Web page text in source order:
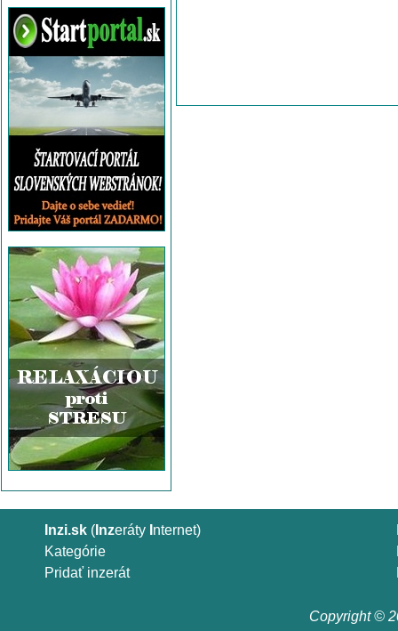
Inzi.sk ( Inzeráty nternet)
Kategórie
Pridať inzerát
Copyright ©